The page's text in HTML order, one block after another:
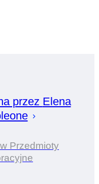
przez Elena
Przedmioty